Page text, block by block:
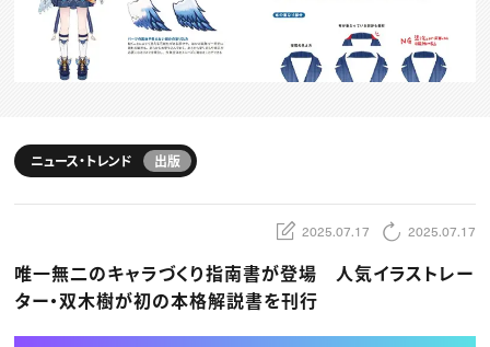
クリエイター求人を探す
CREATIVE JOB求人検索
特集求人
採用説明会
スキルアップしたい！
デザイン
編集・ライティング
マーケティング
ディレクション
業界解説・キャリア事情
お役立ち基礎知識
TOP Creator’s コラム
Webクリエイター
アプリクリエイター
ゲームクリエイター
映像クリエイター
マーケッター
セミナー
ニュース・トレンド 出版
2025.07.17 2025.07.17
唯一無二のキャラづくり指南書が登場 人気イラストレー
ター・双木樹が初の本格解説書を刊行